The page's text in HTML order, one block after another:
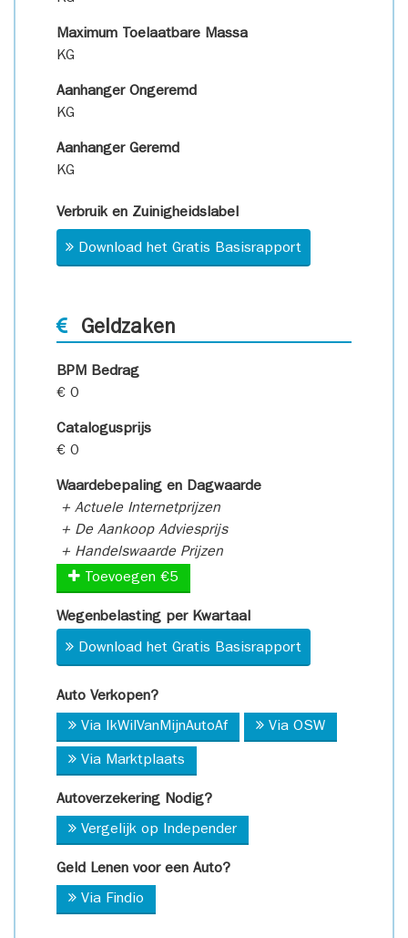
Maximum Toelaatbare Massa
KG
Aanhanger Ongeremd
KG
Aanhanger Geremd
KG
Verbruik en Zuinigheidslabel
Download het Gratis Basisrapport
Geldzaken
BPM Bedrag
€ 0
Catalogusprijs
€ 0
Waardebepaling en Dagwaarde
+ Actuele Internetprijzen
+ De Aankoop Adviesprijs
+ Handelswaarde Prijzen
Toevoegen €5
Wegenbelasting per Kwartaal
Download het Gratis Basisrapport
Auto Verkopen?
Via IkWilVanMijnAutoAf Via OSW
Via Marktplaats
Autoverzekering Nodig?
Vergelijk op Independer
Geld Lenen voor een Auto?
Via Findio